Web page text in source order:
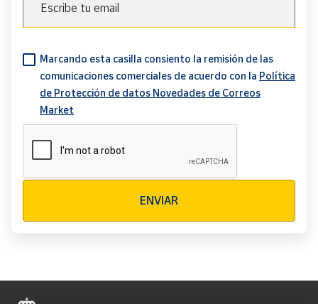
Escribe tu email
Marcando esta casilla consiento la remisión de las
comunicaciones comerciales de acuerdo con la Política
de Protección de datos Novedades de Correos
Market
ENVIAR